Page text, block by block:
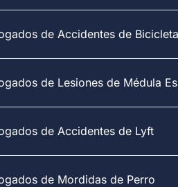
de Accidentes de Bicicleta
de Lesiones de Médula
de Accidentes de Lyft
de Mordidas de Perro